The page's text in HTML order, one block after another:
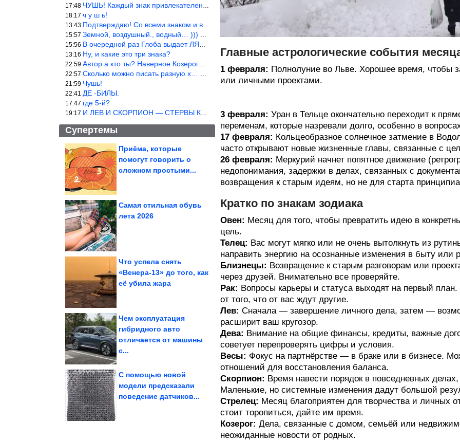
17:48 ЧУШЬ! Каждый знак привлекателен! И среди Весов, Близнецов встреч
18:17 ч у ш ь!
13:43 Подтверждаю! Со всеми знаком и все одиноки и Я )))
15:57 Земной, воздушный., водный… ))) выбери сам трех из 9 )))
15:56 В очередной раз Глоба выдает ЛЯП! А корректоры, редакторы пропус
13:16 Ну, и какие это три знака?
22:59 Автор а кто ты? Наверное Козерог… Рога жена Рыба наставила ))
22:57 Сколько можно писать разную х… йню? Автор что то обкурился?
21:59 Чушь!
22:41 ДЕ -БИЛЫ.
17:47 где 5-й?
19:17 И ЛЕВ И СКОРПИОН — СТЕРВЫ КАКИХ ЕЩЕ ПОИСКАТЬ НАДО
Супертемы
Кому нельзя спать без
Приёма, которые
помогут говорить о
сложном простыми...
Самая стильная обувь
лета 2026
Что успела снять
«Венера-13» до того, как
её убила жара
Как стирать постельное
Чем эксплуатация
гибридного авто
отличается от машины
с...
как отправил за решетку
С помощью новой
модели предсказали
поведение датчиков...
Главные астрологические события
1 февраля: Полнолуние во Льве. Хорошее время, чтобы
или личными проектами.
3 февраля: Уран в Тельце окончательно переходит к
переменам, которые назревали долго, особенно в
17 февраля: Кольцеобразное солнечное затмение в
часто открывают новые жизненные главы, связанные с
26 февраля: Меркурий начнет попятное движение
недопонимания, задержки в делах, связанных с
возвращения к старым идеям, но не для старта
Кратко по знакам зодиака
Овен: Месяц для того, чтобы превратить идею в
цель.
Телец: Вас могут мягко или не очень вытолкнуть из
направить энергию на осознанные изменения в быту или
Близнецы: Возвращение к старым разговорам или
через друзей. Внимательно все проверяйте.
Рак: Вопросы карьеры и статуса выходят на первый
от того, что от вас ждут другие.
Лев: Сначала — завершение личного дела, затем —
расширит ваш кругозор.
Дева: Внимание на общие финансы, кредиты, важные
советует перепроверять цифры и условия.
Весы: Фокус на партнёрстве — в браке или в бизнесе.
отношений для восстановления баланса.
Скорпион: Время навести порядок в повседневных
Маленькие, но системные изменения дадут большой
Стрелец: Месяц благоприятен для творчества и личных
стоит торопиться, дайте им время.
Козерог: Дела, связанные с домом, семьёй или
неожиданные новости от родных.